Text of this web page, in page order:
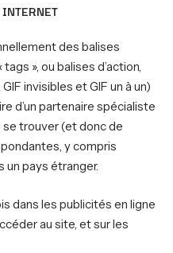
des balises
», ou balises d’action,
invisibles et GIF un à un)
d’un partenaire spécialiste
se trouver (et donc de
y compris
un pays étranger.
dans les publicités en ligne
au site, et sur les